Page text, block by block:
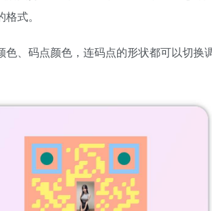
式。
、码点颜色，连码点的形状都可以切换